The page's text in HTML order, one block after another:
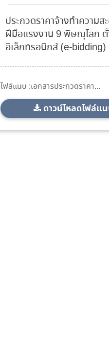
ประกวดราคาจ้างทำควา
ฝีมือแรงงาน 9 พิษณุโลก
อิเล็กทรอนิกส์ (e-bidding)
ไฟล์แนบ :เอกสารประกวดราคา...
ดาวน์โหลดไฟล์แ